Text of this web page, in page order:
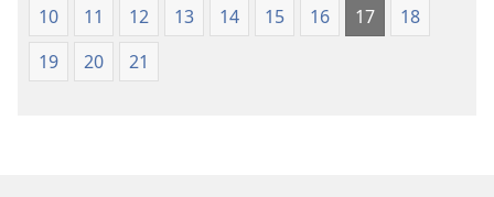
10
11 12 13 14 15 16 17
18
19
20 21